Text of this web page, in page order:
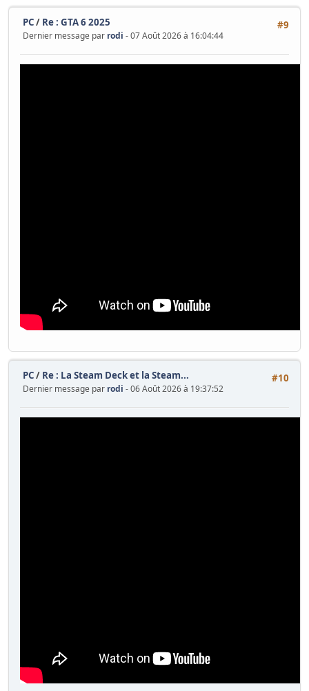
#9
PC/ Re : GTA 6 2025
Dernier message par rodi - 07 Août 2026 à 16:04:44
#10
PC/ Re : La Steam Deck et la Steam...
Dernier message par rodi - 06 Août 2026 à 19:37:52